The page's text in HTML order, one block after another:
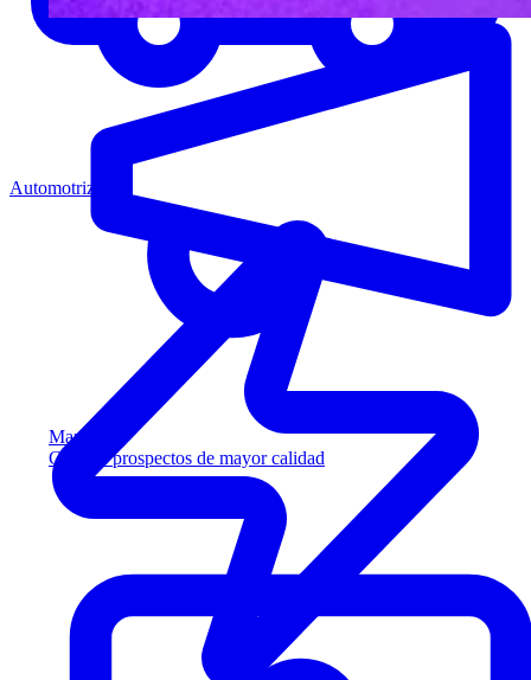
Marketing
Capture prospectos de mayor calidad
Automotriz